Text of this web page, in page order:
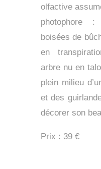
olfactive
photophore
boisées de
en
arbre nu en
plein milieu
et des
décorer son
Prix : 39 €